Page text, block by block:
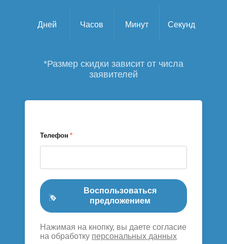
Дней Часов Минут Секунд
*Размер скидки зависит от числа
заявителей
Телефон *
Воспользоваться
предложением
Нажимая на кнопку, вы даете согласие
на обработку персональных данных